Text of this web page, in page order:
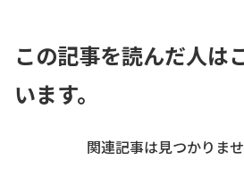
この記事を読んだ人は
います。
関連記事は見つかりませ